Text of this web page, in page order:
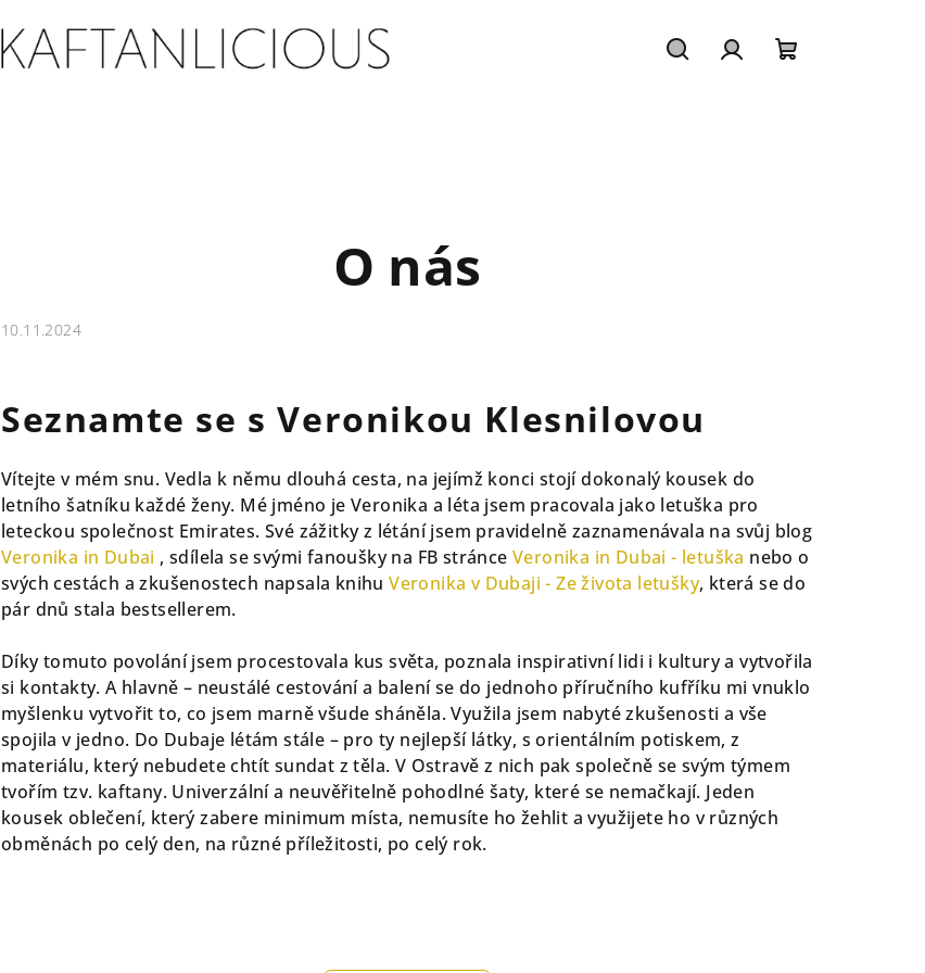
O nás
10.11.2024
Seznamte se s Veronikou Klesnilovou
Vítejte v mém snu. Vedla k němu dlouhá cesta, na jejímž konci stojí dokonalý kousek do
letního šatníku každé ženy. Mé jméno je Veronika a léta jsem pracovala jako letuška pro
leteckou společnost Emirates. Své zážitky z létání jsem pravidelně zaznamenávala na svůj blog
Veronika in Dubai , sdílela se svými fanoušky na FB stránceVeronika in Dubai - letuška nebo o
svých cestách a zkušenostech napsala knihuVeronika v Dubaji - Ze života letušky, která se do
pár dnů stala bestsellerem.
Díky tomuto povolání jsem procestovala kus světa, poznala inspirativní lidi i kultury a vytvořila
si kontakty. A hlavně – neustálé cestování a balení se do jednoho příručního kufříku mi vnuklo
myšlenku vytvořit to, co jsem marně všude sháněla. Využila jsem nabyté zkušenosti a vše
spojila v jedno. Do Dubaje létám stále – pro ty nejlepší látky, s orientálním potiskem, z
materiálu, který nebudete chtít sundat z těla. V Ostravě z nich pak společně se svým týmem
tvořím tzv. kaftany. Univerzální a neuvěřitelně pohodlné šaty, které se nemačkají. Jeden
kousek oblečení, který zabere minimum místa, nemusíte ho žehlit a využijete ho v různých
obměnách po celý den, na různé příležitosti, po celý rok.